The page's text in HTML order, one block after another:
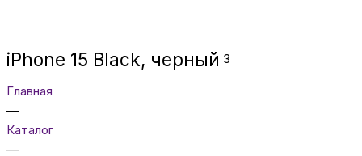
iPhone 15 Black, черный 3
Главная
—
Каталог
—